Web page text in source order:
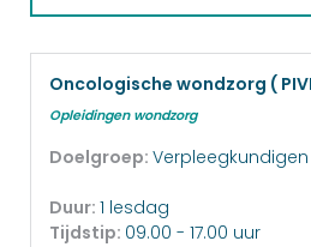
Oncologische wondzorg (
Opleidingen wondzorg
Doelgroep: Verpleegkundigen
Duur: 1 lesdag
Tijdstip: 09.00 - 17.00 uur